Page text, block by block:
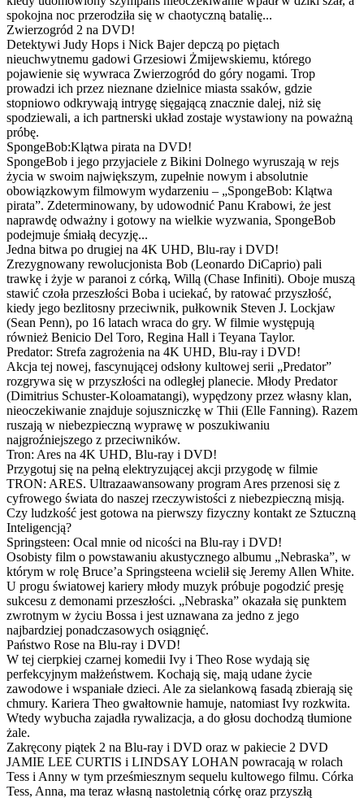
spokojna noc przerodziła się w chaotyczną batalię...
Zwierzogród 2 na DVD!
Detektywi Judy Hops i Nick Bajer depczą po piętach
nieuchwytnemu gadowi Grzesiowi Żmijewskiemu, którego
pojawienie się wywraca Zwierzogród do góry nogami. Trop
prowadzi ich przez nieznane dzielnice miasta ssaków, gdzie
stopniowo odkrywają intrygę sięgającą znacznie dalej, niż się
spodziewali, a ich partnerski układ zostaje wystawiony na poważną
próbę.
SpongeBob:Klątwa pirata na DVD!
SpongeBob i jego przyjaciele z Bikini Dolnego wyruszają w rejs
życia w swoim największym, zupełnie nowym i absolutnie
obowiązkowym filmowym wydarzeniu – „SpongeBob: Klątwa
pirata”. Zdeterminowany, by udowodnić Panu Krabowi, że jest
naprawdę odważny i gotowy na wielkie wyzwania, SpongeBob
podejmuje śmiałą decyzję...
Jedna bitwa po drugiej na 4K UHD, Blu-ray i DVD!
Zrezygnowany rewolucjonista Bob (Leonardo DiCaprio) pali
trawkę i żyje w paranoi z córką, Willą (Chase Infiniti). Oboje muszą
stawić czoła przeszłości Boba i uciekać, by ratować przyszłość,
kiedy jego bezlitosny przeciwnik, pułkownik Steven J. Lockjaw
(Sean Penn), po 16 latach wraca do gry. W filmie występują
również Benicio Del Toro, Regina Hall i Teyana Taylor.
Predator: Strefa zagrożenia na 4K UHD, Blu-ray i DVD!
Akcja tej nowej, fascynującej odsłony kultowej serii „Predator”
rozgrywa się w przyszłości na odległej planecie. Młody Predator
(Dimitrius Schuster-Koloamatangi), wypędzony przez własny klan,
nieoczekiwanie znajduje sojuszniczkę w Thii (Elle Fanning). Razem
ruszają w niebezpieczną wyprawę w poszukiwaniu
najgroźniejszego z przeciwników.
Tron: Ares na 4K UHD, Blu-ray i DVD!
Przygotuj się na pełną elektryzującej akcji przygodę w filmie
TRON: ARES. Ultrazaawansowany program Ares przenosi się z
cyfrowego świata do naszej rzeczywistości z niebezpieczną misją.
Czy ludzkość jest gotowa na pierwszy fizyczny kontakt ze Sztuczną
Inteligencją?
Springsteen: Ocal mnie od nicości na Blu-ray i DVD!
Osobisty film o powstawaniu akustycznego albumu „Nebraska”, w
którym w rolę Bruce’a Springsteena wcielił się Jeremy Allen White.
U progu światowej kariery młody muzyk próbuje pogodzić presję
sukcesu z demonami przeszłości. „Nebraska” okazała się punktem
zwrotnym w życiu Bossa i jest uznawana za jedno z jego
najbardziej ponadczasowych osiągnięć.
Państwo Rose na Blu-ray i DVD!
W tej cierpkiej czarnej komedii Ivy i Theo Rose wydają się
perfekcyjnym małżeństwem. Kochają się, mają udane życie
zawodowe i wspaniałe dzieci. Ale za sielankową fasadą zbierają się
chmury. Kariera Theo gwałtownie hamuje, natomiast Ivy rozkwita.
Wtedy wybucha zajadła rywalizacja, a do głosu dochodzą tłumione
żale.
Zakręcony piątek 2 na Blu-ray i DVD oraz w pakiecie 2 DVD
JAMIE LEE CURTIS i LINDSAY LOHAN powracają w rolach
Tess i Anny w tym prześmiesznym sequelu kultowego filmu. Córka
Tess, Anna, ma teraz własną nastoletnią córkę oraz przyszłą